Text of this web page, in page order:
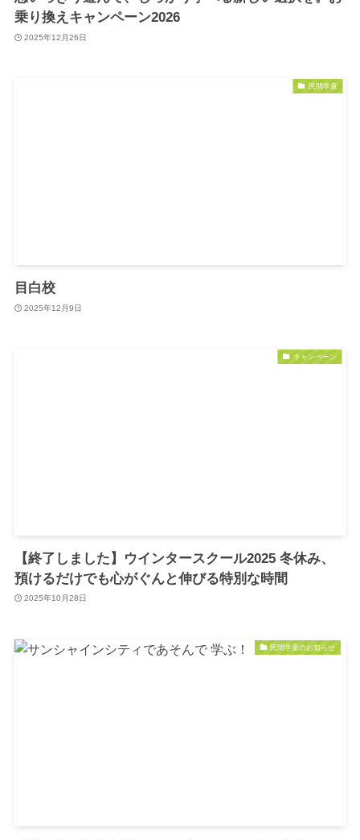
乗り換えキャンペーン2026
2025年12月26日
民間学童
目白校
2025年12月9日
キャンペーン
【終了しました】ウインタースクール2025 冬休み、
預けるだけでも心がぐんと伸びる特別な時間
2025年10月28日
民間学童のお知らせ